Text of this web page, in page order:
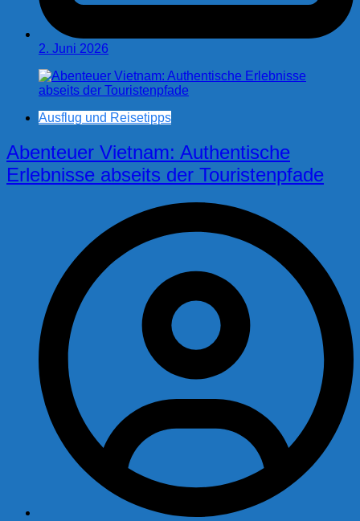
2. Juni 2026
Ausflug und Reisetipps
Abenteuer Vietnam: Authentische
Erlebnisse abseits der Touristenpfade